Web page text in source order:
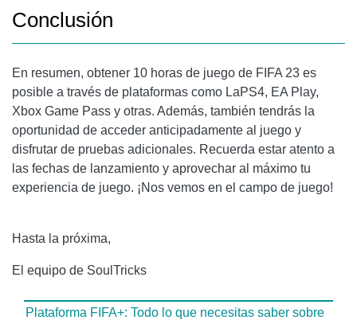
Conclusión
En resumen, obtener 10 horas de juego de FIFA 23 es
posible a través de plataformas como LaPS4, EA Play,
Xbox Game Pass y otras. Además, también tendrás la
oportunidad de acceder anticipadamente al juego y
disfrutar de pruebas adicionales. Recuerda estar atento a
las fechas de lanzamiento y aprovechar al máximo tu
experiencia de juego. ¡Nos vemos en el campo de juego!
Hasta la próxima,
El equipo de SoulTricks
Plataforma FIFA+: Todo lo que necesitas saber sobre